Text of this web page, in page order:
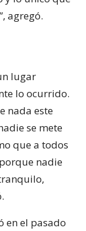
agregó.
lugar
lo ocurrido.
nada este
se mete
que a todos
nadie
en el pasado